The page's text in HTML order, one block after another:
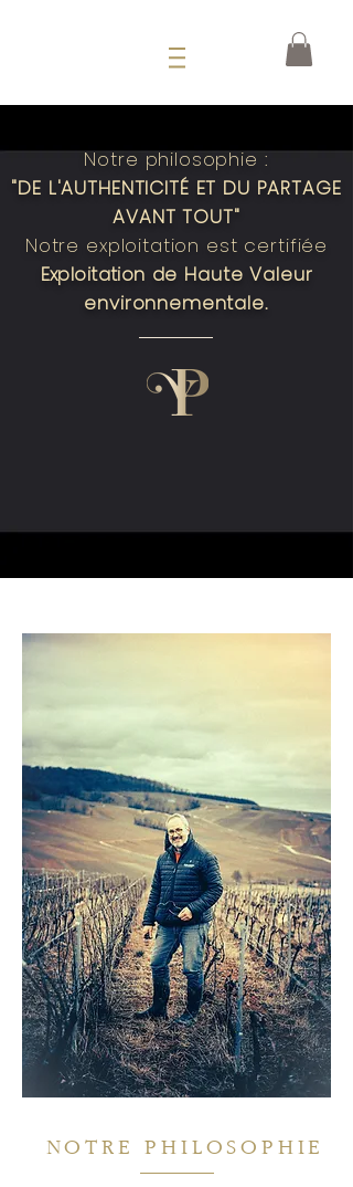
Notre philosophie :
"DE L'AUTHENTICITÉ ET DU PARTAGE
AVANT TOUT"
Notre exploitation est certifiée
Exploitation de Haute Valeur
environnementale.
NOTRE PHILOSOPHIE